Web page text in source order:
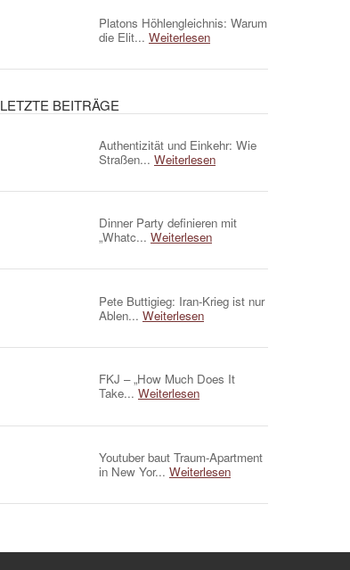
Platons Höhlengleichnis: Warum
die Elit... Weiterlesen
LETZTE BEITRÄGE
Authentizität und Einkehr: Wie
Straßen... Weiterlesen
Dinner Party definieren mit
„Whatc... Weiterlesen
Pete Buttigieg: Iran-Krieg ist nur
Ablen... Weiterlesen
FKJ – „How Much Does It
Take... Weiterlesen
Youtuber baut Traum-Apartment
in New Yor... Weiterlesen